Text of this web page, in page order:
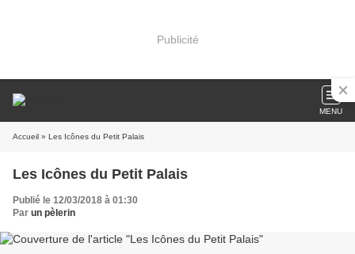
Publicité
MENU
Accueil » Les Icônes du Petit Palais
Les Icônes du Petit Palais
Publié le 12/03/2018 à 01:30
Par un pèlerin